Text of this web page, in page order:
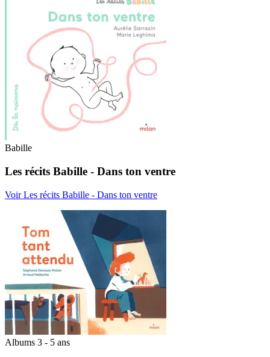
Babille
Les récits Babille - Dans ton ventre
Voir Les récits Babille - Dans ton ventre
Albums 3 - 5 ans